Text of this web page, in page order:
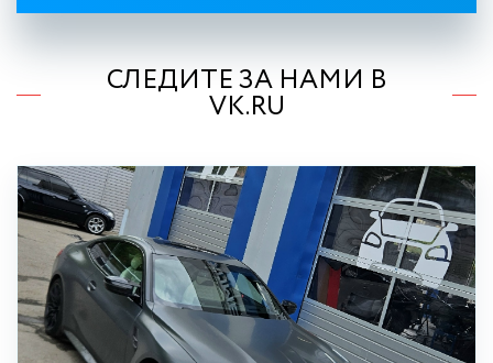
СЛЕДИТЕ ЗА НАМИ В
VK.RU